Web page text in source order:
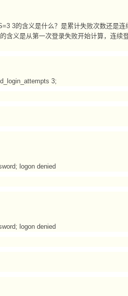
3的含义是什么？是累计失败次数还是连
含义是从第一次登录失败开始计算，连续
3;
logon denied
logon denied